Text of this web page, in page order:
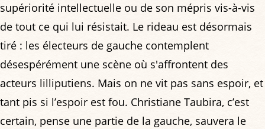
supériorité intellectuelle ou de son mépris vis-à-vis
de tout ce qui lui résistait. Le rideau est désormais
tiré : les électeurs de gauche contemplent
désespérément une scène où s'affrontent des
acteurs lilliputiens. Mais on ne vit pas sans espoir, et
tant pis si l’espoir est fou. Christiane Taubira, c’est
certain, pense une partie de la gauche, sauvera le